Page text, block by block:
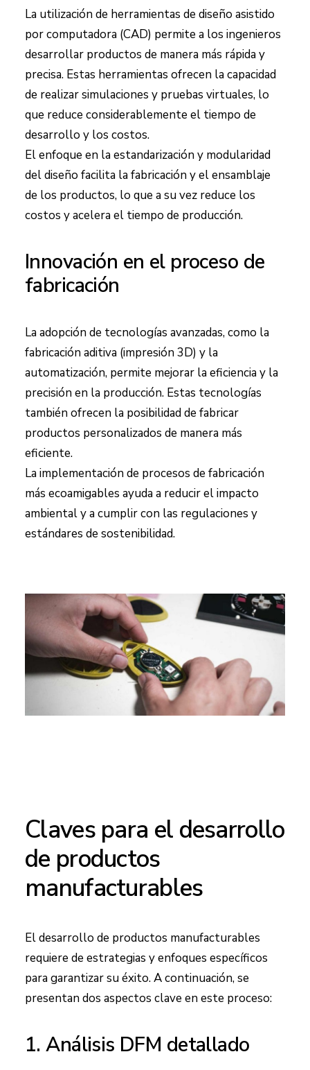
La utilización de herramientas de diseño asistido
por computadora (CAD) permite a los ingenieros
desarrollar productos de manera más rápida y
precisa. Estas herramientas ofrecen la capacidad
de realizar simulaciones y pruebas virtuales, lo
que reduce considerablemente el tiempo de
desarrollo y los costos.
El enfoque en la estandarización y modularidad
del diseño facilita la fabricación y el ensamblaje
de los productos, lo que a su vez reduce los
costos y acelera el tiempo de producción.
Innovación en el proceso de
fabricación
La adopción de tecnologías avanzadas, como la
fabricación aditiva (impresión 3D) y la
automatización, permite mejorar la eficiencia y la
precisión en la producción. Estas tecnologías
también ofrecen la posibilidad de fabricar
productos personalizados de manera más
eficiente.
La implementación de procesos de fabricación
más ecoamigables ayuda a reducir el impacto
ambiental y a cumplir con las regulaciones y
estándares de sostenibilidad.
Claves para el desarrollo
de productos
manufacturables
El desarrollo de productos manufacturables
requiere de estrategias y enfoques específicos
para garantizar su éxito. A continuación, se
presentan dos aspectos clave en este proceso:
1. Análisis DFM detallado